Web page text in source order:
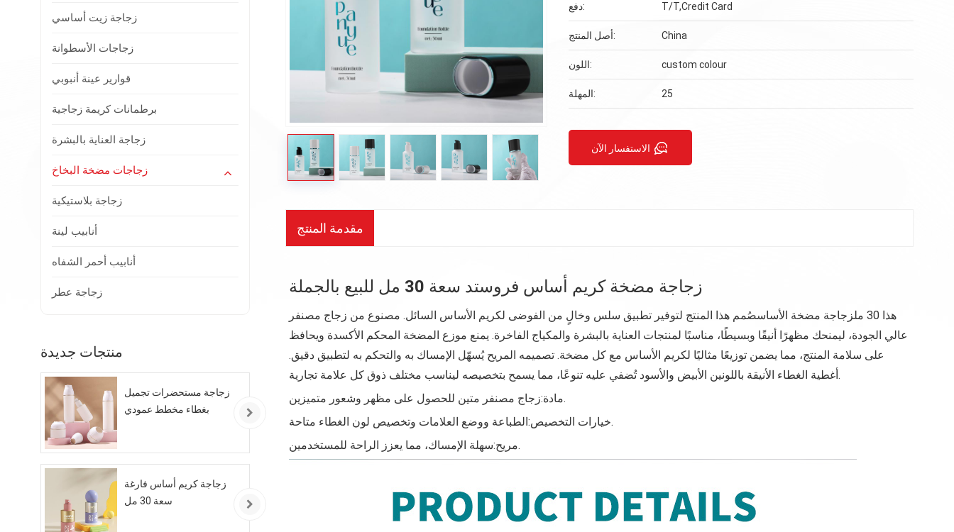
دفع: T/T,Credit Card
أصل المنتج: China
اللون: custom colour
المهلة: 25
الاستفسار الآن
مقدمة المنتج
زجاجة مضخة كريم أساس فروستد سعة 30 مل للبيع بالجملة
هذا 30 مل زجاجة مضخة الأساسصُمم هذا المنتج لتوفير تطبيق سلس وخالٍ من الفوضى لكريم الأساس السائل. مصنوع من زجاج مصنفر
عالي الجودة، ليمنحك مظهرًا أنيقًا وبسيطًا، مناسبًا لمنتجات العناية بالبشرة والمكياج الفاخرة. يمنع موزع المضخة المحكم الأكسدة ويحافظ
على سلامة المنتج، مما يضمن توزيعًا مثاليًا لكريم الأساس مع كل مضخة. تصميمه المريح يُسهّل الإمساك به والتحكم به لتطبيق دقيق.
أغطية الغطاء الأنيقة باللونين الأبيض والأسود تُضفي عليه تنوعًا، مما يسمح بتخصيصه ليناسب مختلف ذوق كل علامة تجارية.
مادة:زجاج مصنفر متين للحصول على مظهر وشعور متميزين.
خيارات التخصيص:الطباعة ووضع العلامات وتخصيص لون الغطاء متاحة.
مريح:سهلة الإمساك، مما يعزز الراحة للمستخدمين.
زجاجة زيت أساسي
زجاجات الأسطوانة
قوارير عينة أنبوبي
برطمانات كريمة زجاجية
زجاجة العناية بالبشرة
زجاجات مضخة البخاخ
زجاجة بلاستيكية
أنابيب لينة
أنابيب أحمر الشفاه
زجاجة عطر
منتجات جديدة
زجاجة مستحضرات تجميل
بغطاء مخطط عمودي
زجاجة كريم أساس فارغة
سعة 30 مل